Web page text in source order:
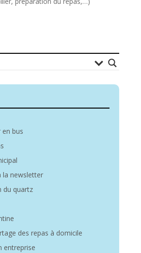
bus
la newsletter
du quartz
des repas à domicile
entreprise